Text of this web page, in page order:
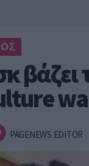
βάζει
PAGENEWS EDITOR